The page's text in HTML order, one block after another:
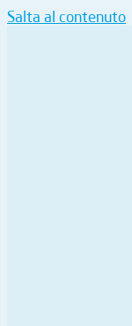
Salta al contenuto